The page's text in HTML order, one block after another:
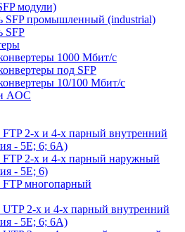
модули)
SFP промышленный (industrial)
SFP
1000 Мбит/с
под SFP
10/100 Мбит/с
AOC
FTP 2-х и 4-х парный внутренний
- 5Е; 6; 6А)
FTP 2-х и 4-х парный наружный
- 5Е; 6)
FTP многопарный
UTP 2-х и 4-х парный внутренний
- 5Е; 6; 6А)